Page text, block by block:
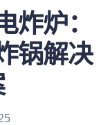
炸炉：
锅解决